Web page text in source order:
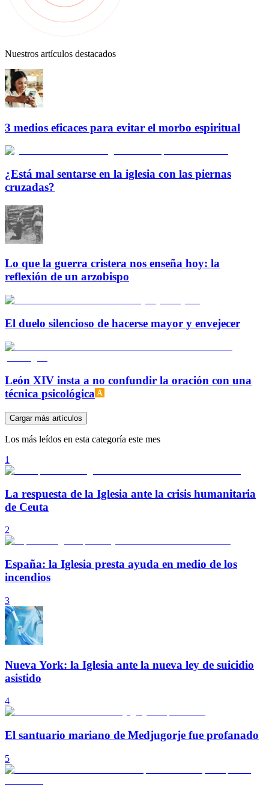
Nuestros artículos destacados
3 medios eficaces para evitar el morbo espiritual
¿Está mal sentarse en la iglesia con las piernas
cruzadas?
Lo que la guerra cristera nos enseña hoy: la
reflexión de un arzobispo
El duelo silencioso de hacerse mayor y envejecer
León XIV insta a no confundir la oración con una
técnica psicológica
Cargar más artículos
Los más leídos en esta categoría este mes
1
La respuesta de la Iglesia ante la crisis humanitaria
de Ceuta
2
España: la Iglesia presta ayuda en medio de los
incendios
3
Nueva York: la Iglesia ante la nueva ley de suicidio
asistido
4
El santuario mariano de Medjugorje fue profanado
5